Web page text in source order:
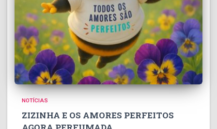
NOTÍCIAS
ZIZINHA E OS AMORES PERFEITOS